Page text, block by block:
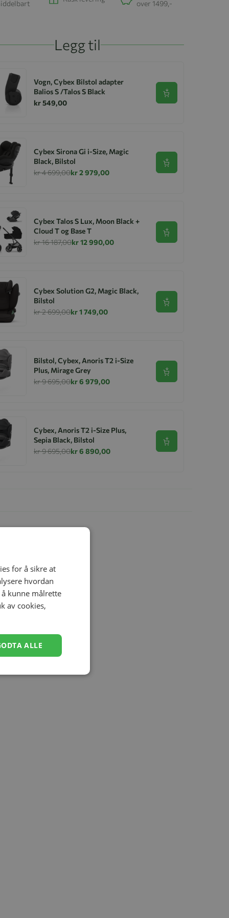
over 1499,-
Legg til
Vogn, Cybex Bilstol adapter
Balios S /Talos S Black
kr 549,00
Se produkt
Cybex Sirona Gi i-Size, Magic
Black, Bilstol
kr 4 699,00kr 2 979,00
Se produkt
Cybex Talos S Lux, Moon Black +
Cloud T og Base T
kr 16 187,00kr 12 990,00
Se produkt
Cybex Solution G2, Magic Black,
Bilstol
kr 2 699,00kr 1 749,00
Se produkt
Bilstol, Cybex, Anoris T2 i-Size
Plus, Mirage Grey
kr 9 695,00kr 6 979,00
Se produkt
Cybex, Anoris T2 i-Size Plus,
Sepia Black, Bilstol
kr 9 695,00kr 6 890,00
Se produkt
for å sikre at
hvordan
kunne målrette
av cookies,
ALLE